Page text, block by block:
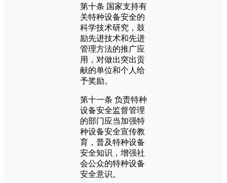
第十条 国家支持有
关特种设备安全的
科学技术研究，鼓
励先进技术和先进
管理方法的推广应
用，对做出突出贡
献的单位和个人给
予奖励。
第十一条 负责特种
设备安全监督管理
的部门应当加强特
种设备安全宣传教
育，普及特种设备
安全知识，增强社
会公众的特种设备
安全意识。